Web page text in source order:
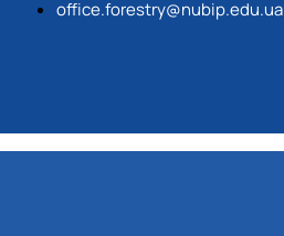
office.forestry@nubip.edu.ua